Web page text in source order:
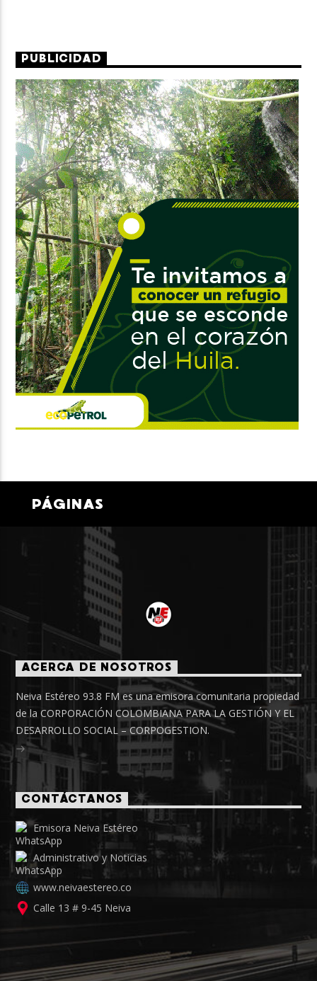
PUBLICIDAD
PÁGINAS
ACERCA DE NOSOTROS
Neiva Estéreo 93.8 FM es una emisora comunitaria propiedad
de la CORPORACIÓN COLOMBIANA PARA LA GESTIÓN Y EL
DESARROLLO SOCIAL – CORPOGESTION.
CONTÁCTANOS
Emisora Neiva Estéreo
Administrativo y Noticias
www.neivaestereo.co
Calle 13 # 9-45 Neiva